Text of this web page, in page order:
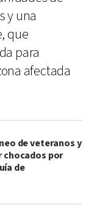
y una
que
para
afectada
de veteranos y
chocados por
de